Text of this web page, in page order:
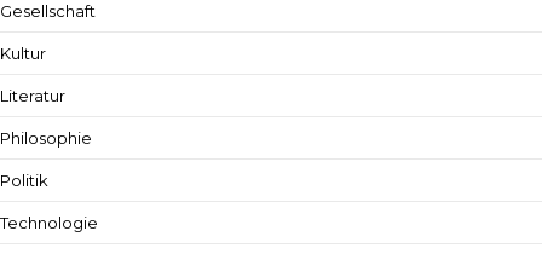
Gesellschaft
Kultur
Literatur
Philosophie
Politik
Technologie